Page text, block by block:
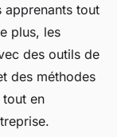
apprenants tout
plus, les
des outils de
des méthodes
en